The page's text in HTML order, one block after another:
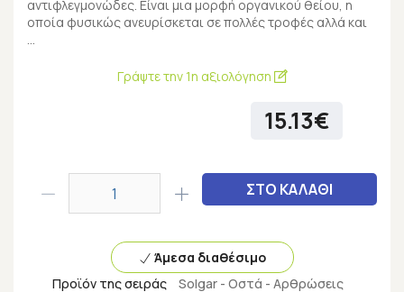
αντιφλεγμονώδες. Είναι μια μορφή οργανικού θείου, η
οποία φυσικώς ανευρίσκεται σε πολλές τροφές αλλά και
…
Γράψτε την 1η αξιολόγηση
15.13€
ΣΤΟ ΚΑΛΑΘΙ
Άμεσα διαθέσιμο
Προϊόν της σειράς
Solgar - Οστά - Αρθρώσεις